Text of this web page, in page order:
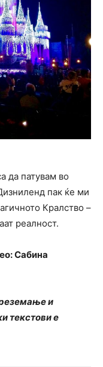
да патувам во
пак ќе ми
Кралство –
реалност.
Сабина
и
текстови е